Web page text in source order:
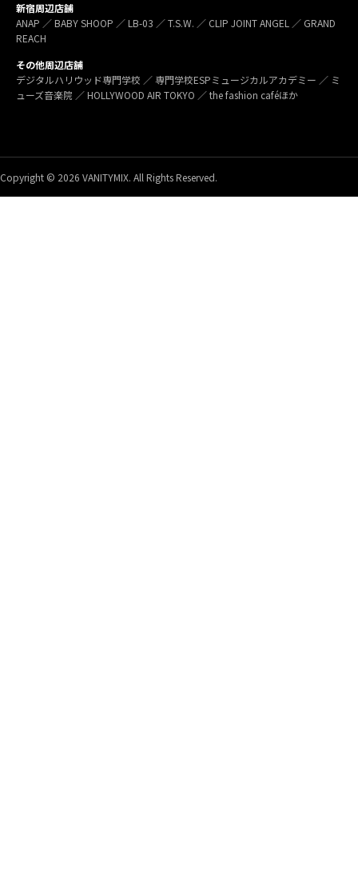
新宿周辺店舗
ANAP ／ BABY SHOOP ／ LB-03 ／ T.S.W. ／ CLIP JOINT ANGEL ／ GRAND
REACH
その他周辺店舗
デジタルハリウッド専門学校 ／ 専門学校ESPミュージカルアカデミー ／ ミ
ューズ音楽院 ／ HOLLYWOOD AIR TOKYO ／ the fashion caféほか
Copyright © 2026 VANITYMIX. All Rights Reserved.